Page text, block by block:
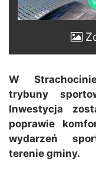
W
trybuny
Inwestycja
poprawie
wydarzeń
terenie gminy.